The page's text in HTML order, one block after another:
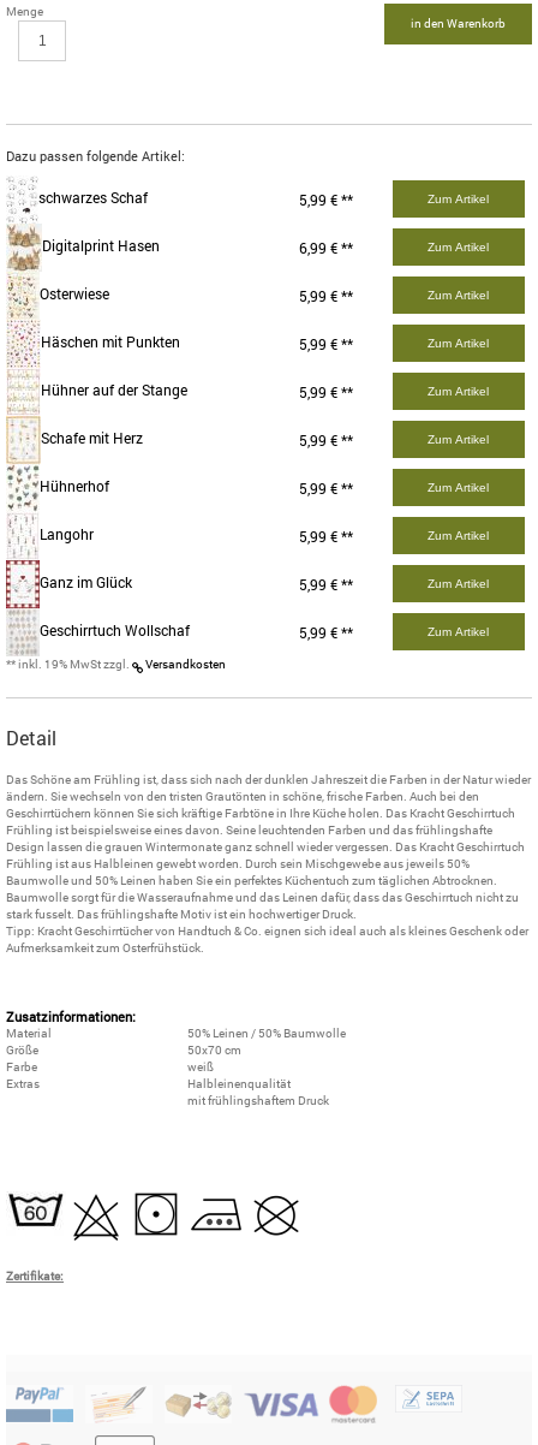
Menge
in den Warenkorb
Dazu passen folgende Artikel:
schwarzes Schaf 5,99 € ** Zum Artikel
Digitalprint Hasen 6,99 € ** Zum Artikel
Osterwiese 5,99 € ** Zum Artikel
Häschen mit Punkten 5,99 € ** Zum Artikel
Hühner auf der Stange 5,99 € ** Zum Artikel
Schafe mit Herz 5,99 € ** Zum Artikel
Hühnerhof 5,99 € ** Zum Artikel
Langohr 5,99 € ** Zum Artikel
Ganz im Glück 5,99 € ** Zum Artikel
Geschirrtuch Wollschaf 5,99 € ** Zum Artikel
** inkl. 19% MwSt zzgl. Versandkosten
Detail
Das Schöne am Frühling ist, dass sich nach der dunklen Jahreszeit die Farben in der Natur wieder
ändern. Sie wechseln von den tristen Grautönten in schöne, frische Farben. Auch bei den
Geschirrtüchern können Sie sich kräftige Farbtöne in Ihre Küche holen. Das Kracht Geschirrtuch
Frühling ist beispielsweise eines davon. Seine leuchtenden Farben und das frühlingshafte
Design lassen die grauen Wintermonate ganz schnell wieder vergessen. Das Kracht Geschirrtuch
Frühling ist aus Halbleinen gewebt worden. Durch sein Mischgewebe aus jeweils 50%
Baumwolle und 50% Leinen haben Sie ein perfektes Küchentuch zum täglichen Abtrocknen.
Baumwolle sorgt für die Wasseraufnahme und das Leinen dafür, dass das Geschirrtuch nicht zu
stark fusselt. Das frühlingshafte Motiv ist ein hochwertiger Druck.
Tipp: Kracht Geschirrtücher von Handtuch & Co. eignen sich ideal auch als kleines Geschenk oder
Aufmerksamkeit zum Osterfrühstück.
Zusatzinformationen:
Material
50% Leinen / 50% Baumwolle
Größe
50x70 cm
Farbe
weiß
Extras
Halbleinenqualität
mit frühlingshaftem Druck
Zertifikate: